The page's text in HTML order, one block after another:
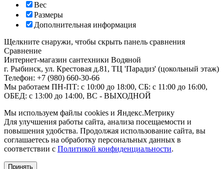
Вес
Размеры
Дополнительная информация
Щелкните снаружи, чтобы скрыть панель сравнения
Сравнение
Интернет-магазин сантехники Водяной
г. Рыбинск, ул. Крестовая д.81, ТЦ 'Парадиз' (цокольный этаж)
Телефон: +7 (980) 660-30-66
Мы работаем ПН-ПТ: с 10:00 до 18:00, СБ: с 11:00 до 16:00,
ОБЕД: с 13:00 до 14:00, ВС - ВЫХОДНОЙ
Мы используем файлы cookies и Яндекс.Метрику
Для улучшения работы сайта, анализа посещаемости и
повышения удобства. Продолжая использование сайта, вы
соглашаетесь на обработку персональных данных в
соответствии с Политикой конфиденциальности.
Принять